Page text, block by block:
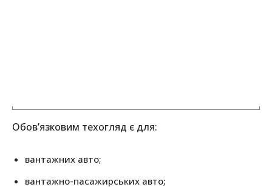
Обов’язковим техогляд є для:
вантажних авто;
вантажно-пасажирських авто;